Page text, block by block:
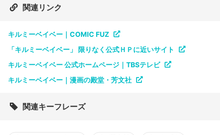
関連リンク
キルミーベイベー｜COMIC FUZ
「キルミーベイベー」 限りなく公式ＨＰに近いサイト
キルミーベイベー 公式ホームページ｜TBSテレビ
キルミーベイベー｜漫画の殿堂・芳文社
関連キーフレーズ